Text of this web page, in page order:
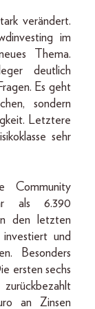
verändert.
im
Thema.
deutlich
Es geht
sondern
Letztere
sehr
Community
als 6.390
den letzten
und
Besonders
ersten sechs
an Zinsen